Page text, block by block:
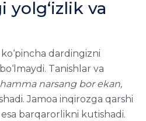
yolg‘izlik va
dardingizni
Tanishlar va
hamma narsang bor ekan,
Jamoa inqirozga qarshi
barqarorlikni kutishadi.